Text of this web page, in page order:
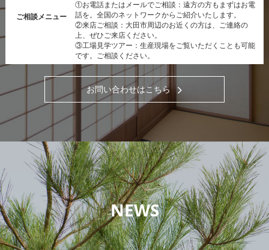
ご相談メニュー
①お電話またはメールでご相談：遠方の方もまずはお電
話を。全国のネットワークからご紹介いたします。
②来店ご相談：大田市周辺のお近くの方は、ご連絡の
上、ぜひご来店ください。
③工場見学ツアー：生産現場をご覧いただくことも可能
です。ご相談ください。
お問い合わせはこちら
NEWS